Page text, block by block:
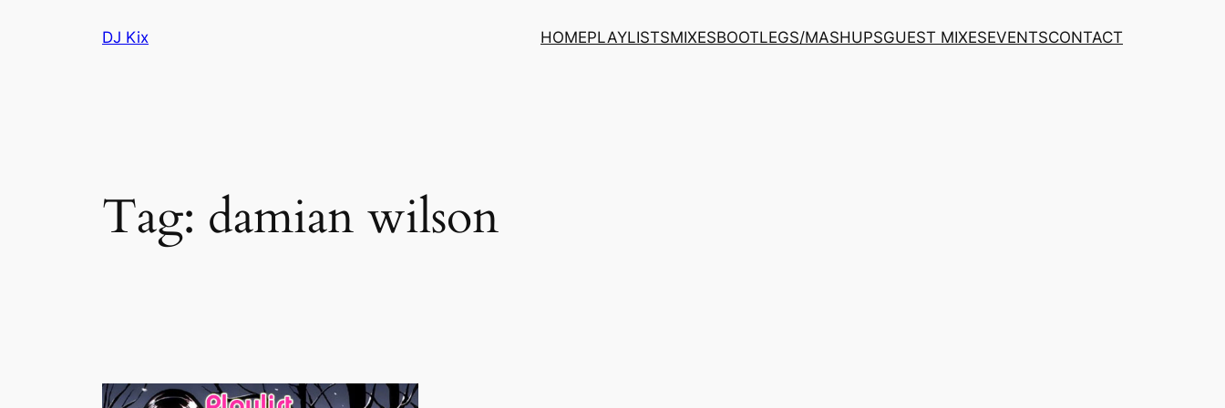
DJ Kix HOMEPLAYLISTSMIXESBOOTLEGS/MASHUPSGUEST MIXESEVENTSCONTACT
Tag: damian wilson